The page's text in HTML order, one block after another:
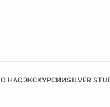
О НАСЭКСКУРСИИSILVER